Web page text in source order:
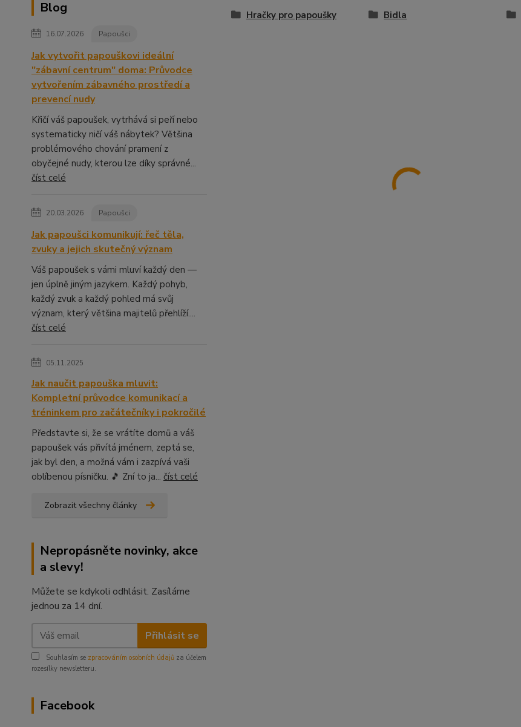
Blog
16.07.2026 Papoušci
Jak vytvořit papouškovi ideální
"zábavní centrum" doma: Průvodce
vytvořením zábavného prostředí a
prevencí nudy
Křičí váš papoušek, vytrhává si peří nebo
systematicky ničí váš nábytek? Většina
problémového chování pramení z
obyčejné nudy, kterou lze díky správné...
číst celé
20.03.2026 Papoušci
Jak papoušci komunikují: řeč těla,
zvuky a jejich skutečný význam
Váš papoušek s vámi mluví každý den —
jen úplně jiným jazykem. Každý pohyb,
každý zvuk a každý pohled má svůj
význam, který většina majitelů přehlíží....
číst celé
05.11.2025
Jak naučit papouška mluvit:
Kompletní průvodce komunikací a
tréninkem pro začátečníky i pokročilé
Představte si, že se vrátíte domů a váš
papoušek vás přivítá jménem, zeptá se,
jak byl den, a možná vám i zazpívá vaši
oblíbenou písničku. 🎵 Zní to ja... číst celé
Zobrazit všechny články
Nepropásněte novinky, akce
a slevy!
Můžete se kdykoli odhlásit. Zasíláme
jednou za 14 dní.
Přihlásit se
Souhlasím se zpracováním osobních údajů za účelem
rozesílky newsletteru.
Facebook
Hračky pro papoušky Bidla